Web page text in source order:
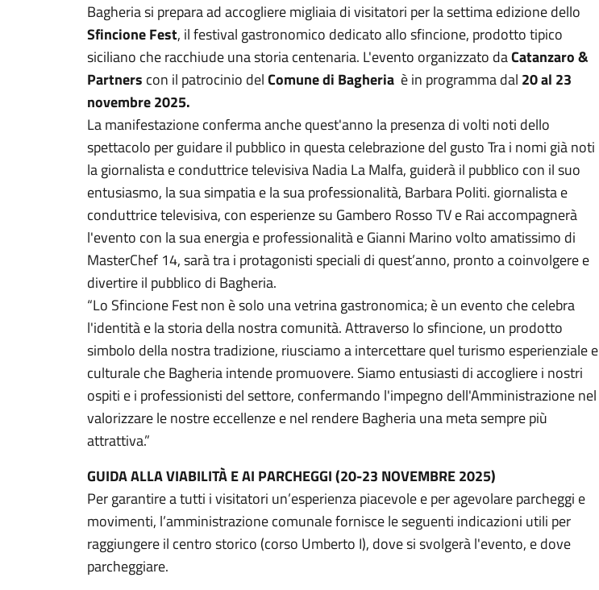
Bagheria si prepara ad accogliere migliaia di visitatori per la settima edizione dello
Sfincione Fest, il festival gastronomico dedicato allo sfincione, prodotto tipico
siciliano che racchiude una storia centenaria. L'evento organizzato daCatanzaro &
Partners con il patrocinio delComune di Bagheria è in programma dal 20 al 23
novembre 2025.
La manifestazione conferma anche quest'anno la presenza di volti noti dello
spettacolo per guidare il pubblico in questa celebrazione del gusto Tra i nomi già noti
la giornalista e conduttrice televisiva Nadia La Malfa, guiderà il pubblico con il suo
entusiasmo, la sua simpatia e la sua professionalità, Barbara Politi. giornalista e
conduttrice televisiva, con esperienze su Gambero Rosso TV e Rai accompagnerà
l'evento con la sua energia e professionalità e Gianni Marino volto amatissimo di
MasterChef 14, sarà tra i protagonisti speciali di quest’anno, pronto a coinvolgere e
divertire il pubblico di Bagheria.
“Lo Sfincione Fest non è solo una vetrina gastronomica; è un evento che celebra
l'identità e la storia della nostra comunità. Attraverso lo sfincione, un prodotto
simbolo della nostra tradizione, riusciamo a intercettare quel turismo esperienziale e
culturale che Bagheria intende promuovere. Siamo entusiasti di accogliere i nostri
ospiti e i professionisti del settore, confermando l'impegno dell'Amministrazione nel
valorizzare le nostre eccellenze e nel rendere Bagheria una meta sempre più
attrattiva.”
GUIDA ALLA VIABILITÀ E AI PARCHEGGI (20-23 NOVEMBRE 2025)
Per garantire a tutti i visitatori un’esperienza piacevole e per agevolare parcheggi e
movimenti, l’amministrazione comunale fornisce le seguenti indicazioni utili per
raggiungere il centro storico (corso Umberto I), dove si svolgerà l'evento, e dove
parcheggiare.